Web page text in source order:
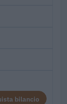
bilancio